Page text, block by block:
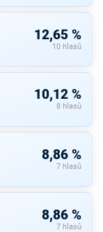
12,65 %
10 hlasů
10,12 %
8 hlasů
8,86 %
7 hlasů
8,86 %
7 hlasů